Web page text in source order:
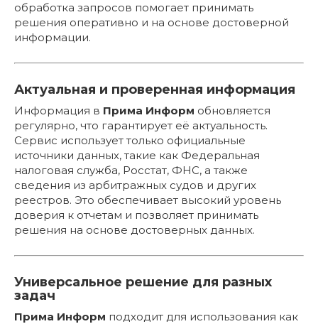
обработка запросов помогает принимать
решения оперативно и на основе достоверной
информации.
Актуальная и проверенная информация
Информация в Прима Информ обновляется
регулярно, что гарантирует её актуальность.
Сервис использует только официальные
источники данных, такие как Федеральная
налоговая служба, Росстат, ФНС, а также
сведения из арбитражных судов и других
реестров. Это обеспечивает высокий уровень
доверия к отчетам и позволяет принимать
решения на основе достоверных данных.
Универсальное решение для разных
задач
Прима Информ подходит для использования как